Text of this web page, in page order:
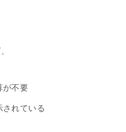
が不要
されている